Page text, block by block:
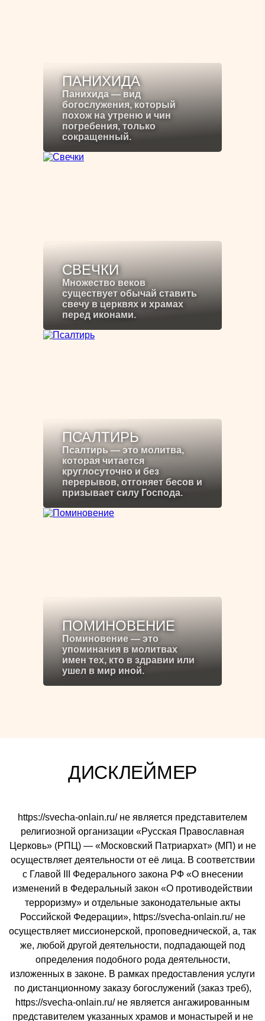
ПАНИХИДА
Панихида — вид
богослужения, который
похож на утреню и чин
погребения, только
сокращенный.
СВЕЧКИ
Множество веков
существует обычай ставить
свечу в церквях и храмах
перед иконами.
ПСАЛТИРЬ
Псалтирь — это молитва,
которая читается
круглосуточно и без
перерывов, отгоняет бесов и
призывает силу Господа.
ПОМИНОВЕНИЕ
Поминовение — это
упоминания в молитвах
имен тех, кто в здравии или
ушел в мир иной.
ДИСКЛЕЙМЕР
https://svecha-onlain.ru/ не является представителем
религиозной организации «Русская Православная
Церковь» (РПЦ) — «Московский Патриархат» (МП) и не
осуществляет деятельности от её лица. В соответствии
с Главой III Федерального закона РФ «О внесении
изменений в Федеральный закон «О противодействии
терроризму» и отдельные законодательные акты
Российской Федерации», https://svecha-onlain.ru/ не
осуществляет миссионерской, проповеднической, а, так
же, любой другой деятельности, подпадающей под
определения подобного рода деятельности,
изложенных в законе. В рамках предоставления услуги
по дистанционному заказу богослужений (заказ треб),
https://svecha-onlain.ru/ не является ангажированным
представителем указанных храмов и монастырей и не